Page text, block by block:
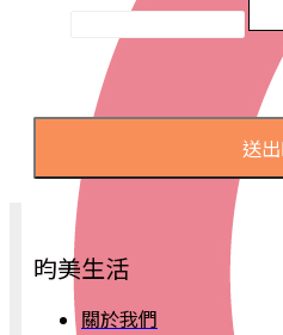
送出
昀美生活
關於我們